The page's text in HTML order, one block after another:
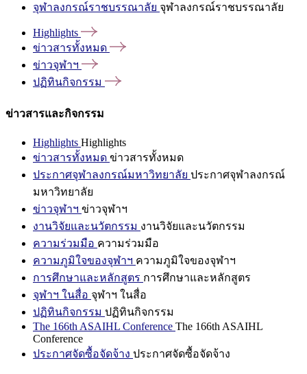
จุฬาลงกรณ์ราชบรรณาลัย จุฬาลงกรณ์ราชบรรณาลัย
Highlights
ข่าวสารทั้งหมด
ข่าวจุฬาฯ
ปฏิทินกิจกรรม
ข่าวสารและกิจกรรม
Highlights Highlights
ข่าวสารทั้งหมด ข่าวสารทั้งหมด
ประกาศจุฬาลงกรณ์มหาวิทยาลัย ประกาศจุฬาลงกรณ์
มหาวิทยาลัย
ข่าวจุฬาฯ ข่าวจุฬาฯ
งานวิจัยและนวัตกรรม งานวิจัยและนวัตกรรม
ความร่วมมือ ความร่วมมือ
ความภูมิใจของจุฬาฯ ความภูมิใจของจุฬาฯ
การศึกษาและหลักสูตร การศึกษาและหลักสูตร
จุฬาฯ ในสื่อ จุฬาฯ ในสื่อ
ปฏิทินกิจกรรม ปฏิทินกิจกรรม
The 166th ASAIHL Conference The 166th ASAIHL
Conference
ประกาศจัดซื้อจัดจ้าง ประกาศจัดซื้อจัดจ้าง